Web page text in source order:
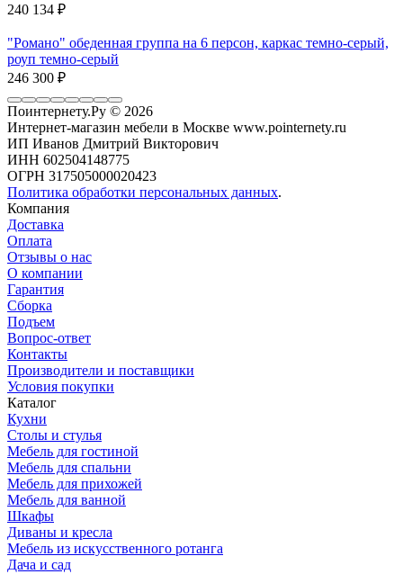
240 134 ₽
"Романо" обеденная группа на 6 персон, каркас темно-серый,
роуп темно-серый
246 300 ₽
Поинтернету.Ру © 2026
Интернет-магазин мебели в Москве www.pointernety.ru
ИП Иванов Дмитрий Викторович
ИНН 602504148775
ОГРН 317505000020423
Политика обработки персональных данных.
Компания
Доставка
Оплата
Отзывы о нас
О компании
Гарантия
Сборка
Подъем
Вопрос-ответ
Контакты
Производители и поставщики
Условия покупки
Каталог
Кухни
Столы и стулья
Мебель для гостиной
Мебель для спальни
Мебель для прихожей
Мебель для ванной
Шкафы
Диваны и кресла
Мебель из искусственного ротанга
Дача и сад